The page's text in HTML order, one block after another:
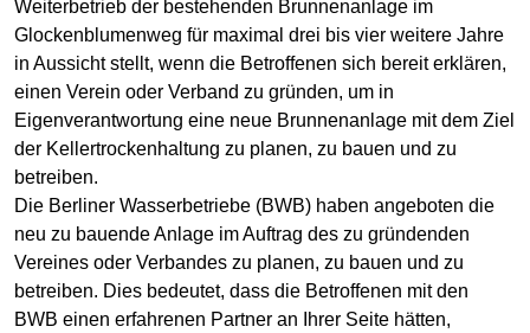
Weiterbetrieb der bestehenden Brunnenanlage im
Glockenblumenweg für maximal drei bis vier weitere Jahre
in Aussicht stellt, wenn die Betroffenen sich bereit erklären,
einen Verein oder Verband zu gründen, um in
Eigenverantwortung eine neue Brunnenanlage mit dem Ziel
der Kellertrockenhaltung zu planen, zu bauen und zu
betreiben.
Die Berliner Wasserbetriebe (BWB) haben angeboten die
neu zu bauende Anlage im Auftrag des zu gründenden
Vereines oder Verbandes zu planen, zu bauen und zu
betreiben. Dies bedeutet, dass die Betroffenen mit den
BWB einen erfahrenen Partner an Ihrer Seite hätten,